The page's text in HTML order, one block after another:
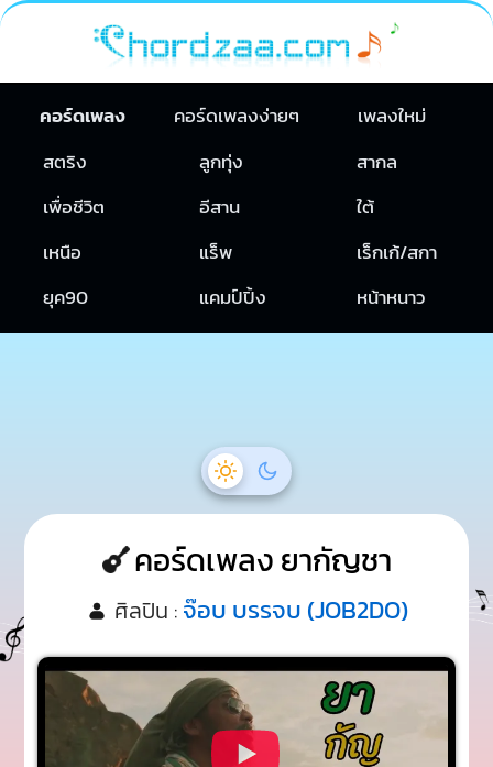
คอร์ดเพลง คอร์ดเพลงง่ายๆ
เพลงใหม่
สตริง
ลูกทุ่ง
สากล
เพื่อชีวิต
อีสาน
ใต้
เหนือ
แร็พ
เร็กเก้/สกา
ยุค90
แคมป์ปิ้ง หน้าหนาว
คอร์ดเพลง ยากัญชา
ศิลปิน : จ๊อบ บรรจบ (JOB2DO)